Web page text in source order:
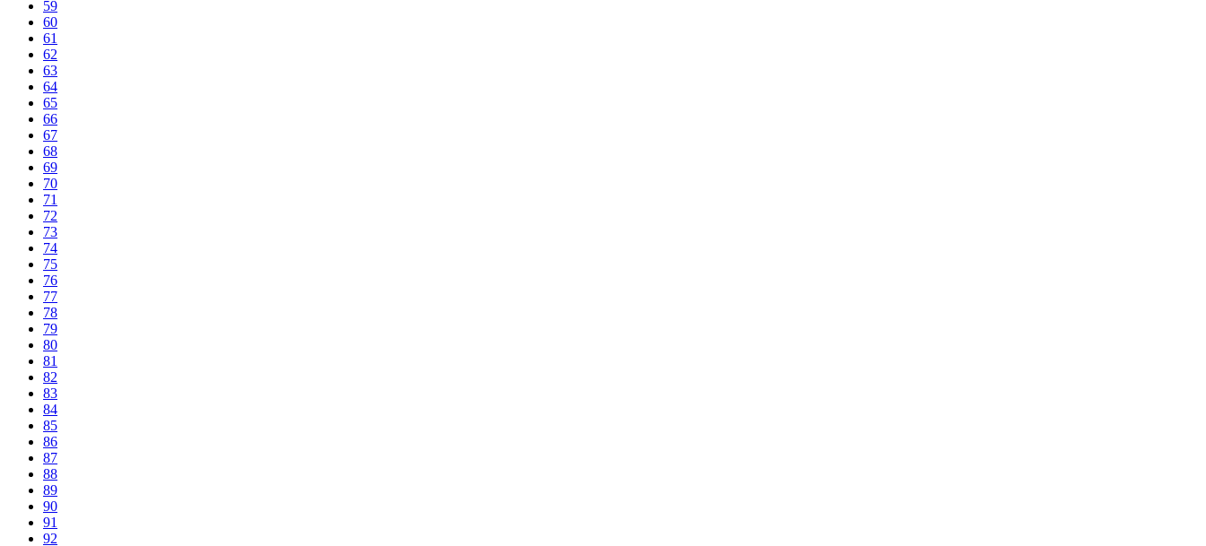
59
60
61
62
63
64
65
66
67
68
69
70
71
72
73
74
75
76
77
78
79
80
81
82
83
84
85
86
87
88
89
90
91
92